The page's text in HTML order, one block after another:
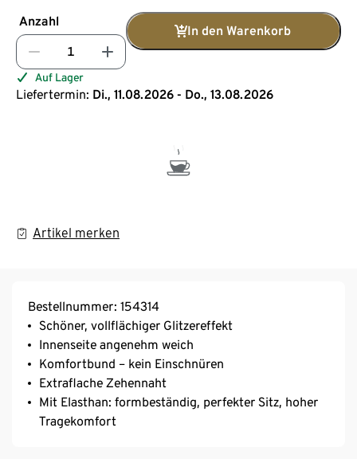
Anzahl
In den Warenkorb
Auf Lager
Liefertermin: Di., 11.08.2026 - Do., 13.08.2026
Artikel merken
Bestellnummer: 154314
Schöner, vollflächiger Glitzereffekt
Innenseite angenehm weich
Komfortbund – kein Einschnüren
Extraflache Zehennaht
Mit Elasthan: formbeständig, perfekter Sitz, hoher
Tragekomfort